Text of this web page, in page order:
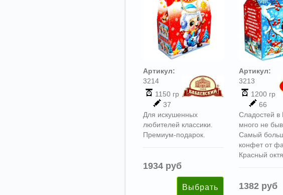
Артикул:
3214
1150 гр
37
Для искушенных
любителей классики.
Премиум-подарок.
1934 руб
Артикул:
3213
1200 гр
66
Сладостей в
много не
Самый
конфет от
Красный
1382 руб